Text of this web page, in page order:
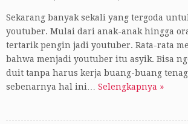
Sekarang banyak sekali yang tergoda
youtuber. Mulai dari anak-anak hingga
tertarik pengin jadi youtuber. Rata-rata
bahwa menjadi youtuber itu asyik. Bisa
duit tanpa harus kerja buang-buang
sebenarnya hal ini… Selengkapnya »